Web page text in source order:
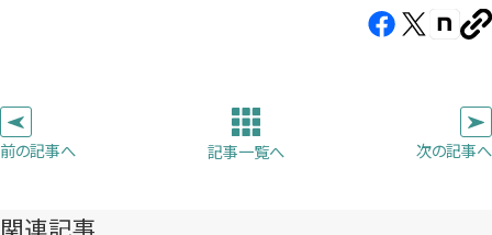
Facebook（新
X（新 note（新
で
ー
前の記事へ 記事一覧へ 次の記事へ
関連記事